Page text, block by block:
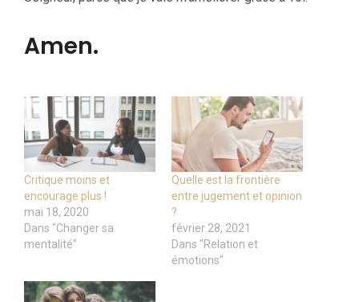
Amen.
Critique moins et
encourage plus !
mai 18, 2020
Dans "Changer sa
mentalité"
Quelle est la frontière
entre jugement et opinion
?
février 28, 2021
Dans "Relation et
émotions"